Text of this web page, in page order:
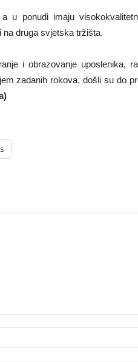
u ponudi imaju
druga svjetska tržišta.
i obrazovanje uposlenika,
zadanih rokova, došli su do